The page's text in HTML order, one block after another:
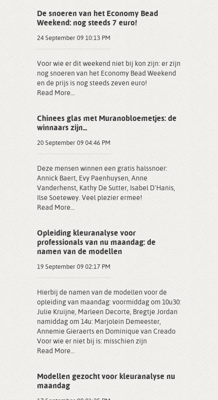
De snoeren van het Economy Bead
Weekend: nog steeds 7 euro!
24 September 09 10:13 PM
Voor wie er dit weekend niet bij kon zijn: er zijn
nog snoeren van het Economy Bead Weekend
en de prijs is nog steeds zeven euro!
Read More...
Chinees glas met Muranobloemetjes: de
winnaars zijn...
20 September 09 04:46 PM
Deze mensen winnen een gratis halssnoer:
Annick Baert, Evy Paenhuysen, Anne
Vanderhenst, Kathy De Sutter, Isabel D'Hanis,
Ilse Soetewey. Veel plezier ermee!
Read More...
Opleiding kleuranalyse voor
professionals van nu maandag: de
namen van de modellen
19 September 09 02:17 PM
Hierbij de namen van de modellen voor de
opleiding van maandag: voormiddag om 10u30:
Julie Kruijne, Marleen Decorte, Bregtje Jordan
namiddag om 14u: Marjolein Demeester,
Annemie Gieraerts en Dominique van Creado
Voor wie er niet bij is: misschien zijn
Read More...
Modellen gezocht voor kleuranalyse nu
maandag